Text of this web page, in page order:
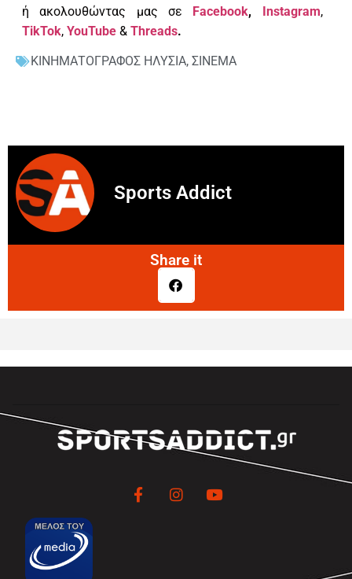
ή ακολουθώντας μας σε
Facebook, Instagram,
TikTok, YouTube & Threads.
ΚΙΝΗΜΑΤΟΓΡΑΦΟΣ ΗΛΥΣΙΑ, ΣΙΝΕΜΑ
Sports Addict
Share it